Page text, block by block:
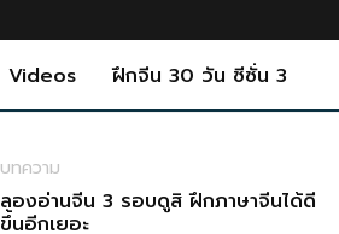
Videos ฝึกจีน 30 วัน ซีซั่น 3
บทความ
ลองอ่านจีน 3 รอบดูสิ ฝึกภาษาจีนได้ดี
ขึ้นอีกเยอะ